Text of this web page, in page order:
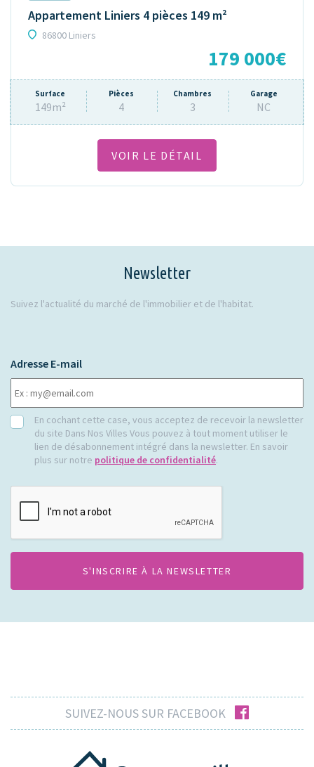
Appartement Liniers 4 pièces 149 m²
86800 Liniers
179 000€
Surface
149m²
Pièces
4
Chambres
3
Garage
NC
VOIR LE DÉTAIL
Newsletter
Suivez l'actualité du marché de l'immobilier et de l'habitat.
Adresse E-mail
RGPDEn cochant cette case, vous acceptez de recevoir la newsletter
du site Dans Nos Villes Vous pouvez à tout moment utiliser le
lien de désabonnement intégré dans la newsletter. En savoir
plus sur notre politique de confidentialité.
CAPTCHA
SUIVEZ-NOUS SUR FACEBOOK facebook